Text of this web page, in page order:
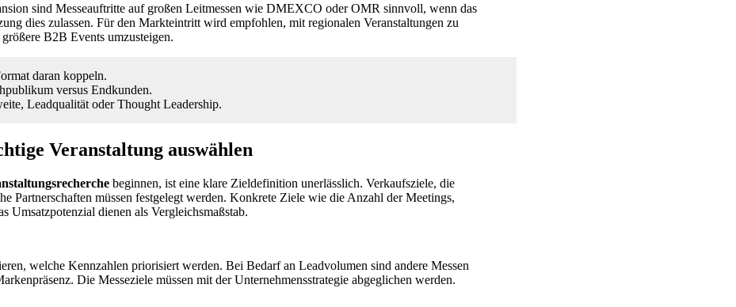
sind Messeauftritte auf großen Leitmessen wie DMEXCO oder OMR sinnvoll, wenn das
dies zulassen. Für den Markteintritt wird empfohlen, mit regionalen Veranstaltungen zu
B2B Events umzusteigen.
daran koppeln.
versus Endkunden.
Leadqualität oder Thought Leadership.
Veranstaltung auswählen
beginnen, ist eine klare Zieldefinition unerlässlich. Verkaufsziele, die
Partnerschaften müssen festgelegt werden. Konkrete Ziele wie die Anzahl der Meetings,
Umsatzpotenzial dienen als Vergleichsmaßstab.
welche Kennzahlen priorisiert werden. Bei Bedarf an Leadvolumen sind andere Messen
Die Messeziele müssen mit der Unternehmensstrategie abgeglichen werden.